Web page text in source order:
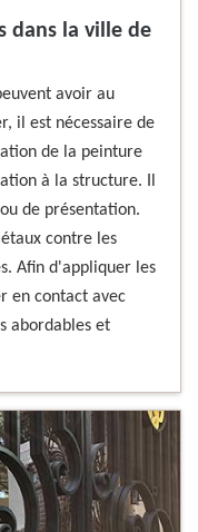
dans la ville de
avoir au
il est nécessaire de
de la peinture
à la structure. Il
de présentation.
contre les
Afin d'appliquer les
en contact avec
abordables et